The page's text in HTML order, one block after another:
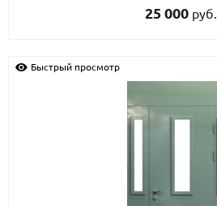
25 000 руб.
Быстрый просмотр